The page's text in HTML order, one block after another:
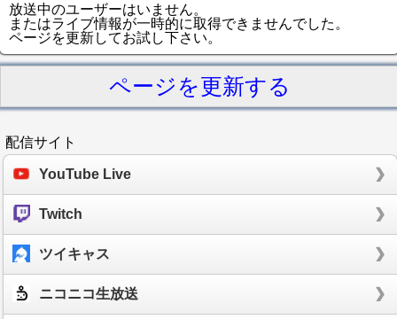
放送中のユーザーはいません。
またはライブ情報が一時的に取得できませんでした。
ページを更新してお試し下さい。
ページを更新する
配信サイト
YouTube Live
Twitch
ツイキャス
ニコニコ生放送